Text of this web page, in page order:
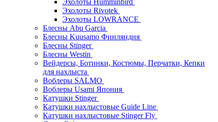
Эхолоты Humminbird
Эхолоты Rivotek
Эхолоты LOWRANCE
Блесны Abu Garcia
Блесны Kuusamo Финляндия
Блесны Stinger
Блесны Westin
Вейдерсы, Ботинки, Костюмы, Перчатки, Кепки
для нахлыста
Воблеры SALMO
Воблеры Usami Япония
Катушки Stinger
Катушки нахлыстовые Guide Line
Катушки нахлыстовые Stinger Fly